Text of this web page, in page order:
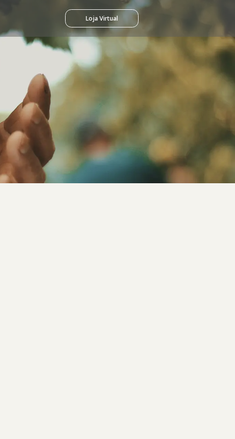
Loja Virtual